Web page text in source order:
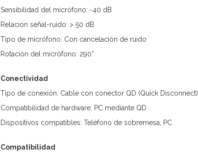
Sensibilidad del micrófono: -40 dB
Relación señal-ruido: > 50 dB
Tipo de micrófono: Con cancelación de ruido
Rotación del micrófono: 290°
Conectividad
Tipo de conexión: Cable con conector QD (Quick Disconnect)
Compatibilidad de hardware: PC mediante QD
Dispositivos compatibles: Teléfono de sobremesa, PC
Compatibilidad